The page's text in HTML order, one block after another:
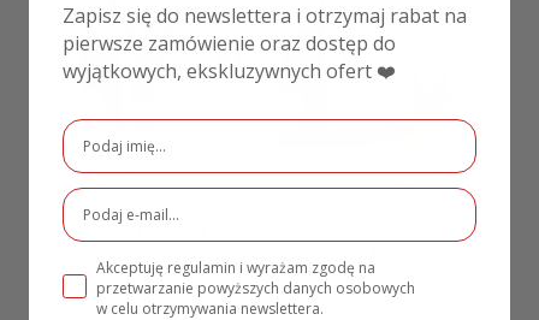
Podziękowanie dla
rodziców Golden Rodziców Ślub z
180,00zł139,00zł
Zapisz się do newslettera i otrzymaj rabat na
pierwsze zamówienie oraz dostęp do
wyjątkowych, ekskluzywnych ofert ❤️
Akceptuję regulamin i wyrażam zgodę na
przetwarzanie powyższych danych osobowych
w celu otrzymywania newslettera.